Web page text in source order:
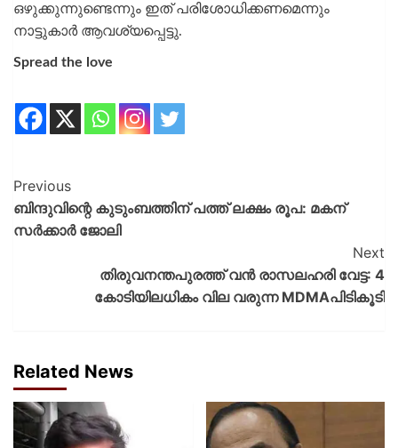
ഒഴുക്കുന്നുണ്ടെന്നും ഇത്‌ പരിശോധിക്കണമെന്നും
നാട്ടുകാര്‍ ആവശ്യപ്പെട്ടു.
Spread the love
Previous
ബിന്ദുവിന്റെ കുടുംബത്തിന് പത്ത് ലക്ഷം രൂപ: മകന്
സര്‍ക്കാര്‍ ജോലി
Next
തിരുവനന്തപുരത്ത് വന്‍ രാസലഹരി വേട്ട: 4
കോടിയിലധികം വില വരുന്ന MDMAപിടികൂടി
Related News